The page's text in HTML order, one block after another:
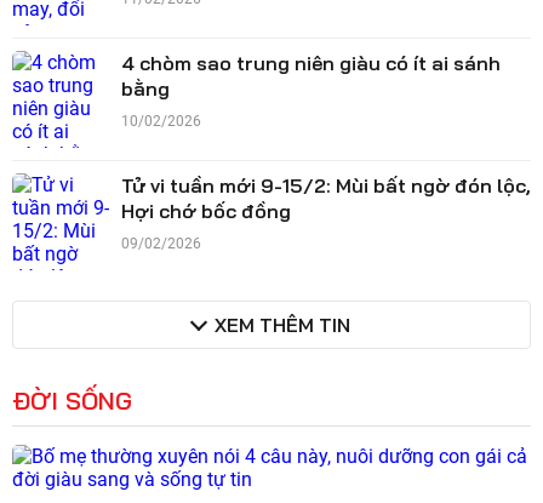
4 chòm sao trung niên giàu có ít ai sánh
bằng
10/02/2026
Tử vi tuần mới 9-15/2: Mùi bất ngờ đón lộc,
Hợi chớ bốc đồng
09/02/2026
XEM THÊM TIN
ĐỜI SỐNG